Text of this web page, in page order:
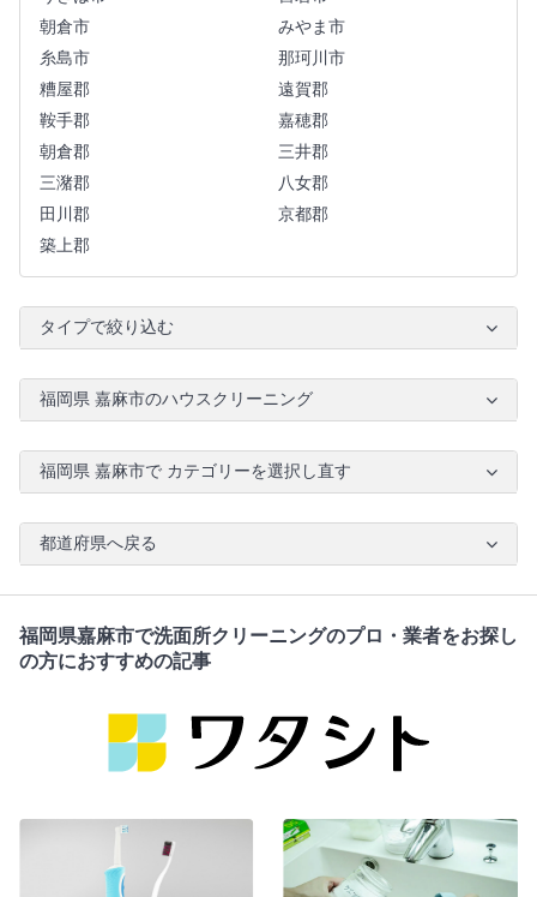
朝倉市
みやま市
糸島市
那珂川市
糟屋郡
遠賀郡
鞍手郡
嘉穂郡
朝倉郡
三井郡
三潴郡
八女郡
田川郡
京都郡
築上郡
タイプで絞り込む
福岡県 嘉麻市のハウスクリーニング
福岡県 嘉麻市で カテゴリーを選択し直す
都道府県へ戻る
福岡県嘉麻市で洗面所クリーニングのプロ・業者をお探し
の方におすすめの記事